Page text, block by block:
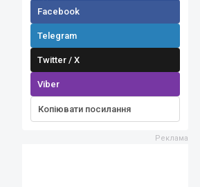
Facebook
Telegram
Twitter / X
Viber
Копіювати посилання